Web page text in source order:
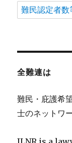
難民認定者数
全難連は
難民・庇護希
士のネットワ